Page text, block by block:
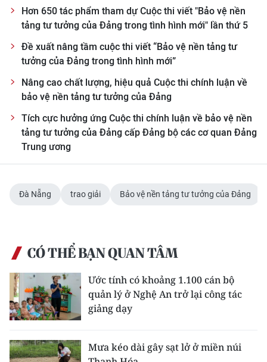
Hơn 650 tác phẩm tham dự Cuộc thi viết "Bảo vệ nền
tảng tư tưởng của Đảng trong tình hình mới" lần thứ 5
Đề xuất nâng tầm cuộc thi viết “Bảo vệ nền tảng tư
tưởng của Đảng trong tình hình mới”
Nâng cao chất lượng, hiệu quả Cuộc thi chính luận về
bảo vệ nền tảng tư tưởng của Đảng
Tích cực hưởng ứng Cuộc thi chính luận về bảo vệ nền
tảng tư tưởng của Đảng cấp Đảng bộ các cơ quan Đảng
Trung ương
Đà Nẵng trao giải Bảo vệ nền tảng tư tưởng của Đảng
CÓ THỂ BẠN QUAN TÂM
Ước tính có khoảng 1.100 cán bộ
quản lý ở Nghệ An trở lại công tác
giảng dạy
Mưa kéo dài gây sạt lở ở miền núi